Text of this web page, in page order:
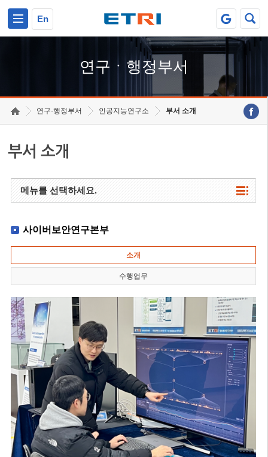
En
연구ㆍ행정부서
연구·행정부서 인공지능연구소 부서 소개
부서 소개
메뉴를 선택하세요.
사이버보안연구본부
소개
수행업무